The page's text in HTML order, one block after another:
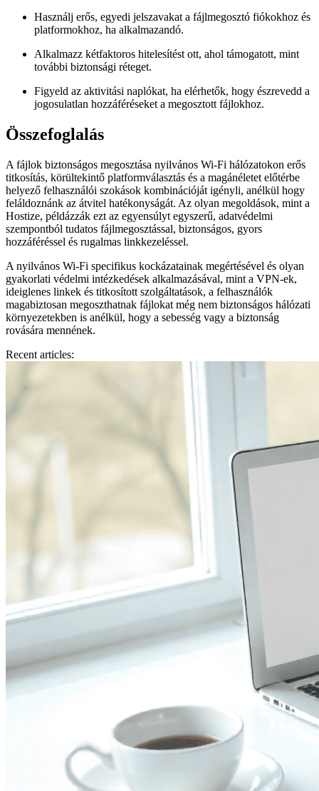
Használj erős, egyedi jelszavakat a fájlmegosztó fiókokhoz és
platformokhoz, ha alkalmazandó.
Alkalmazz kétfaktoros hitelesítést ott, ahol támogatott, mint
további biztonsági réteget.
Figyeld az aktivitási naplókat, ha elérhetők, hogy észrevedd a
jogosulatlan hozzáféréseket a megosztott fájlokhoz.
Összefoglalás
A fájlok biztonságos megosztása nyilvános Wi-Fi hálózatokon erős
titkosítás, körültekintő platformválasztás és a magánéletet előtérbe
helyező felhasználói szokások kombinációját igényli, anélkül hogy
feláldoznánk az átvitel hatékonyságát. Az olyan megoldások, mint a
Hostize, példázzák ezt az egyensúlyt egyszerű, adatvédelmi
szempontból tudatos fájlmegosztással, biztonságos, gyors
hozzáféréssel és rugalmas linkkezeléssel.
A nyilvános Wi-Fi specifikus kockázatainak megértésével és olyan
gyakorlati védelmi intézkedések alkalmazásával, mint a VPN-ek,
ideiglenes linkek és titkosított szolgáltatások, a felhasználók
magabiztosan megoszthatnak fájlokat még nem biztonságos hálózati
környezetekben is anélkül, hogy a sebesség vagy a biztonság
rovására mennének.
Recent articles: